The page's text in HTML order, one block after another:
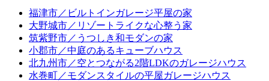
福津市／ビルトインガレージ平屋の家
大野城市／リゾートライクな心整う家
筑紫野市／うつしき和モダンの家
小郡市／中庭のあるキューブハウス
北九州市／空とつながる2階LDKのガレージハウス
水巻町／モダンスタイルの平屋ガレージハウス